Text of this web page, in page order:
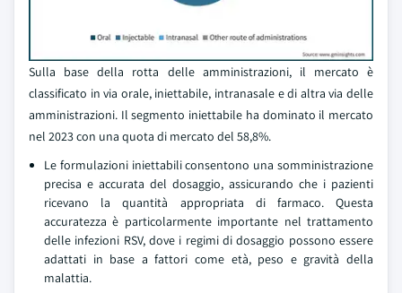
Sulla base della rotta delle amministrazioni, il mercato è
classificato in via orale, iniettabile, intranasale e di altra via delle
amministrazioni. Il segmento iniettabile ha dominato il mercato
nel 2023 con una quota di mercato del 58,8%.
Le formulazioni iniettabili consentono una somministrazione
precisa e accurata del dosaggio, assicurando che i pazienti
ricevano la quantità appropriata di farmaco. Questa
accuratezza è particolarmente importante nel trattamento
delle infezioni RSV, dove i regimi di dosaggio possono essere
adattati in base a fattori come età, peso e gravità della
malattia.